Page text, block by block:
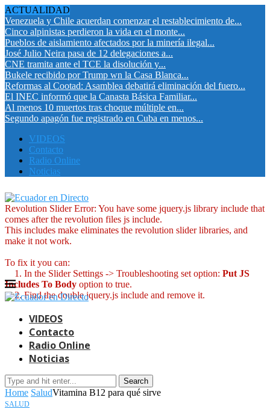
ACTUALIDAD
Venezuela y Chile acuerdan comenzar el restablecimiento de...
Cinco alpinistas perdieron la vida en el monte...
Pueblos de aislamiento afectados por la minería ilegal...
José Julio Neira pasa de 12 delegaciones a...
CNE tramita ante el TCE la disolución y...
Bukele recibido por Trump wn la Casa Blanca...
Reformas al Cootad: Asamblea debatirá eliminación del fuero...
El INEC informó que la Canasta Básica Familiar...
Al menos 10 muertos tras choque múltiple en...
Segundo apagón fue registrado en Cuba en menos...
VIDEOS
Contacto
Radio Online
Noticias
Revolution Slider Error: You have some jquery.js library include that
comes after the revolution files js include.
This includes make eliminates the revolution slider libraries, and
make it not work.
To fix it you can:
1. In the Slider Settings -> Troubleshooting set option: Put JS
Includes To Body option to true.
2. Find the double jquery.js include and remove it.
VIDEOS
Contacto
Radio Online
Noticias
Search
Home SaludVitamina B12 para qué sirve
SALUD